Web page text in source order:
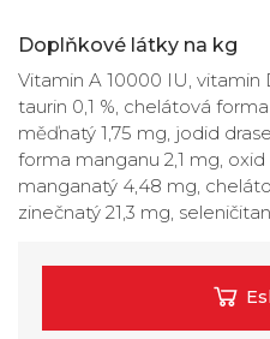
Doplňkové látky na kg
Vitamin A 10000 IU, vitamin
taurin 0,1 %, chelátová
měďnatý 1,75 mg, jodid
forma manganu 2,1 mg, oxid
manganatý 4,48 mg,
zinečnatý 21,3 mg,